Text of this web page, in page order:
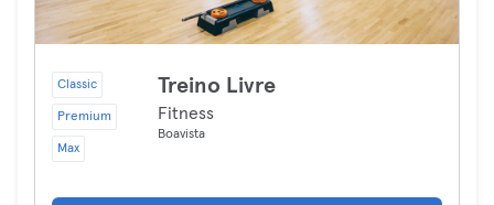
Classic
Premium
Max
Treino Livre
Fitness
Boavista